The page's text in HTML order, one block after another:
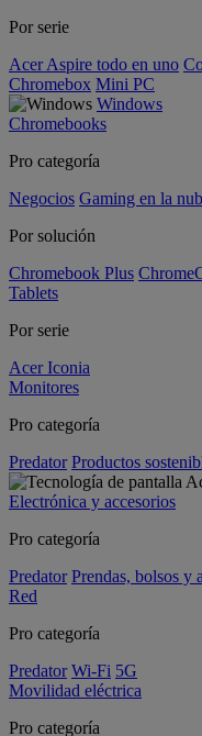
Por serie
Acer Aspire todo en uno
Chromebox Mini PC
Windows
Chromebooks
Pro categoría
Negocios Gaming en la
Por solución
Chromebook Plus
Tablets
Por serie
Acer Iconia
Monitores
Pro categoría
Predator Productos
Electrónica y accesorios
Pro categoría
Predator Prendas, bolsos y
Red
Pro categoría
Predator Wi-Fi 5G
Movilidad eléctrica
Pro categoría